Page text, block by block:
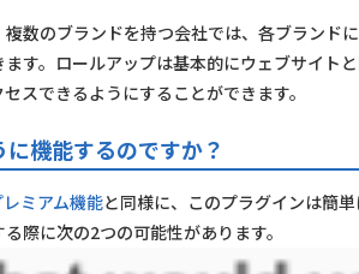
複数のブランドを持つ会社では、各ブランド
ます。ロールアップは基本的にウェブサイト
スできるようにすることができます。
に機能するのですか？
レミアム機能と同様に、このプラグインは簡
る際に次の2つの可能性があります。